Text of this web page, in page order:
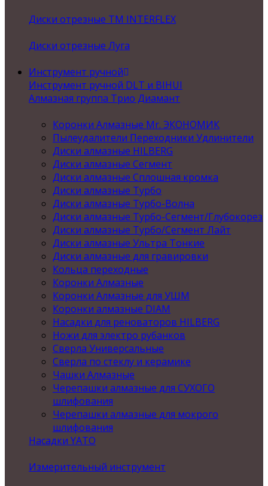
Диски отрезные ТМ INTERFLEX
Диски отрезные Луга
Инструмент ручной
Инструмент ручной DLT и BIHUI
Алмазная группа Трио Диамант
Коронки Алмазные Mr. ЭКОНОМИК
Пылеудалители Переходники Удлинители
Диски алмазные HILBERG
Диски алмазные Сегмент
Диски алмазные Сплошная кромка
Диски алмазные Турбо
Диски алмазные Турбо-Волна
Диски алмазные Турбо-Сегмент/Глубокорез
Диски алмазные Турбо/Сегмент Лайт
Диски алмазные Ультра Тонкие
Диски алмазные для гравировки
Кольца переходные
Коронки Алмазные
Коронки Алмазные для УШМ
Коронки алмазные DIAM
Насадки для реноваторов HILBERG
Ножи для электро рубанков
Сверла Универсальные
Сверла по стеклу и керамике
Чашки Алмазные
Черепашки алмазные для СУХОГО
шлифования
Черепашки алмазные для мокрого
шлифования
Насадки YATO
Измерительный инструмент